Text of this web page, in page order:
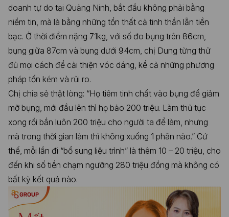
doanh tự do tại Quảng Ninh, bắt đầu không phải bằng
niềm tin, mà là bằng những tổn thất cả tinh thần lẫn tiền
bạc. Ở thời điểm nặng 71kg, với số đo bụng trên 86cm,
bụng giữa 87cm và bụng dưới 94cm, chị Dung từng thử
đủ mọi cách để cải thiện vóc dáng, kể cả những phương
pháp tốn kém và rủi ro.
Chị chia sẻ thật lòng: “Họ tiêm tinh chất vào bụng để giảm
mỡ bụng, mới đầu lên thì họ bảo 200 triệu. Làm thủ tục
xong rồi bắn luôn 200 triệu cho người ta để làm, nhưng
mà trong thời gian làm thì không xuống 1 phân nào.” Cứ
thế, mỗi lần đi “bổ sung liệu trình” là thêm 10 – 20 triệu, cho
đến khi số tiền chạm ngưỡng 280 triệu đồng mà không có
bất kỳ kết quả nào.